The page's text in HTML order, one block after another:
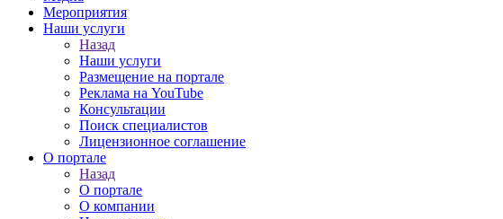
Мероприятия
Наши услуги
Назад
Наши услуги
Размещение на портале
Реклама на YouTube
Консультации
Поиск специалистов
Лицензионное соглашение
О портале
Назад
О портале
О компании